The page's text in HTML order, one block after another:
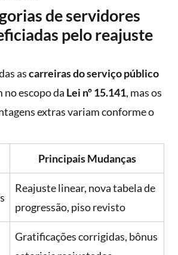
de servidores
pelo reajuste
ascarreiras do serviço público
escopo da Lei nº 15.141, mas os
extras variam conforme o
Principais Mudanças
Reajuste linear, nova tabela de
progressão, piso revisto
Gratificações corrigidas, bônus